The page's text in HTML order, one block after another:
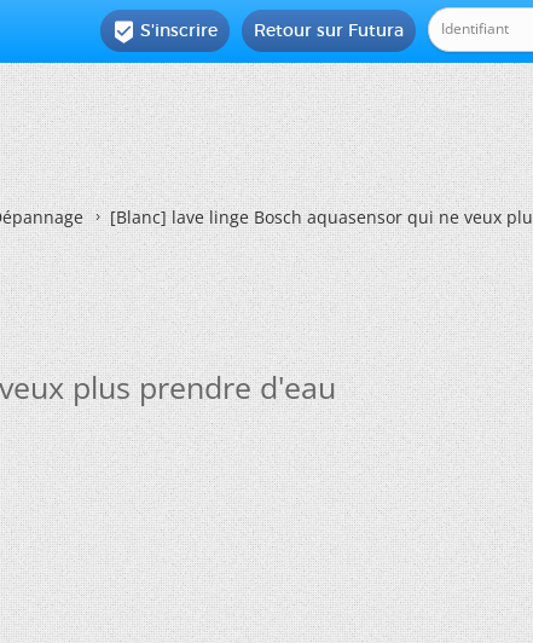
Retour sur Futura
 S'inscrire
[Blanc]lave linge Bosch aquasensor qui ne veux
plus prendre d'eau